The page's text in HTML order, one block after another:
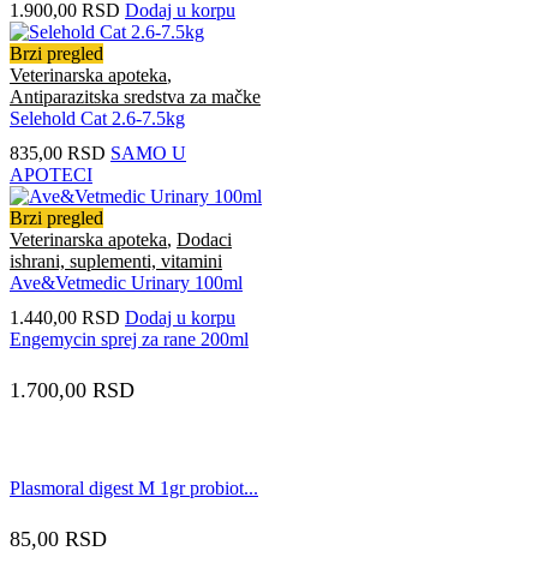
1.900,00 RSD Dodaj u korpu
Brzi pregled
Veterinarska apoteka,
Antiparazitska sredstva za mačke
Selehold Cat 2.6-7.5kg
835,00 RSD SAMO U
APOTECI
Brzi pregled
Veterinarska apoteka, Dodaci
ishrani, suplementi, vitamini
Ave&Vetmedic Urinary 100ml
1.440,00 RSD Dodaj u korpu
Engemycin sprej za rane 200ml
1.700,00 RSD
Plasmoral digest M 1gr probiot...
85,00 RSD